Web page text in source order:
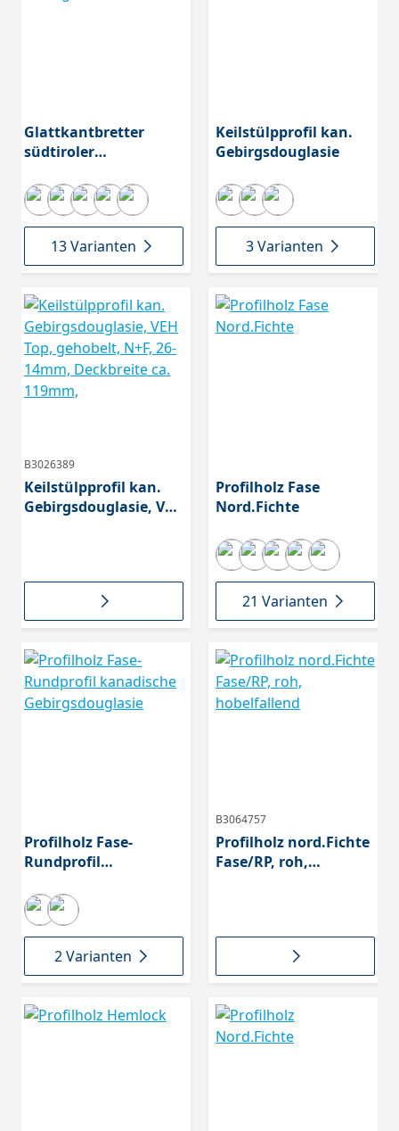
Glattkantbretter
südtiroler
13 Varianten
Keilstülpprofil kan.
Gebirgsdouglasie
3 Varianten
B3026389
Keilstülpprofil kan.
Gebirgsdouglasie, VEH
Profilholz Fase
Nord.Fichte
21 Varianten
Profilholz Fase-
Rundprofil
Gebirgsdouglasie
2 Varianten
B3064757
Profilholz nord.Fichte
Fase/RP, roh,